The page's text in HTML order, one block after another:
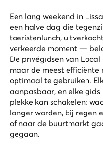
Een lang weekend in
een halve dag die
toeristenlunch,
verkeerde moment —
De privégidsen van Local
maar de meest efficiënte
optimaal te gebruiken.
aanpasbaar, en elke gids
plekke kan schakelen:
langer worden, bij regen
of naar de buurtmarkt
gegaan.